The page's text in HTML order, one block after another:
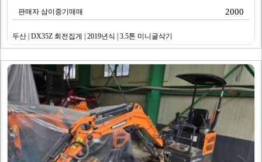
판매자 삼이중기매매 2000
두산 | DX35Z 회전집게 | 2019년식 | 3.5톤 미니굴삭기